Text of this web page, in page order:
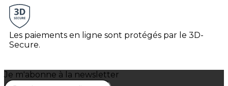
Les paiements en ligne sont protégés par le 3D-
Secure.
Je m'abonne à la newsletter